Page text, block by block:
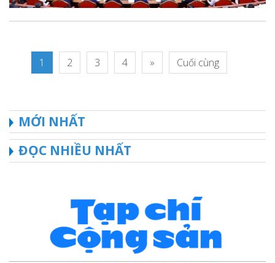
1 2 3 4 » Cuối cùng
MỚI NHẤT
ĐỌC NHIỀU NHẤT